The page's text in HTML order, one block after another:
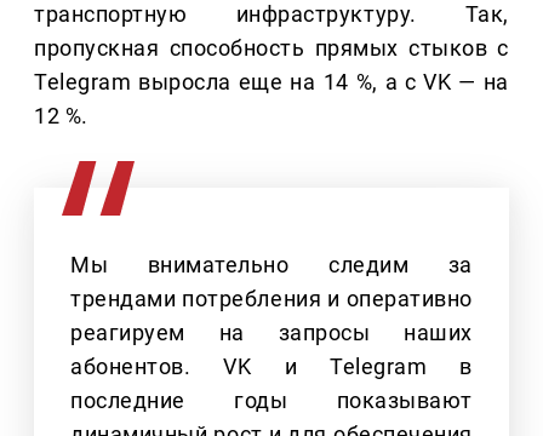
транспортную инфраструктуру. Так,
пропускная способность прямых стыков c
Telegram выросла еще на 14 %, а с VK — на
12 %.
Мы внимательно следим за
трендами потребления и оперативно
реагируем на запросы наших
абонентов. VK и Telegram в
последние годы показывают